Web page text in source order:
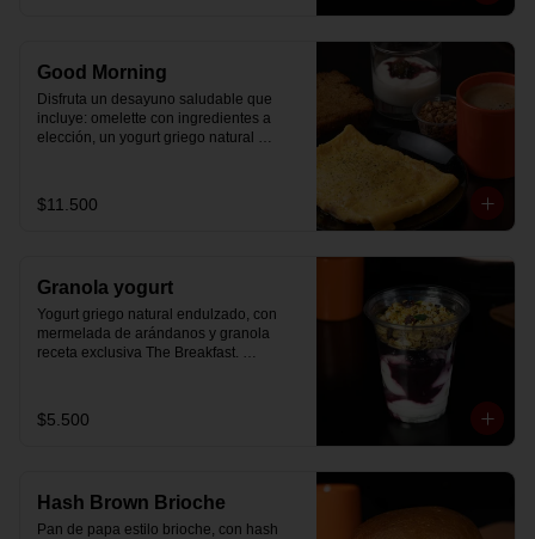
Good Morning
Disfruta un desayuno saludable que
incluye: omelette con ingredientes a
elección, un yogurt griego natural
Breakfast y granola (endulzada con
miel), más un café o té a elección y un
$11.500
Granola yogurt
Yogurt griego natural endulzado, con
mermelada de arándanos y granola
receta exclusiva The Breakfast.
$5.500
Hash Brown Brioche
Pan de papa estilo brioche, con hash